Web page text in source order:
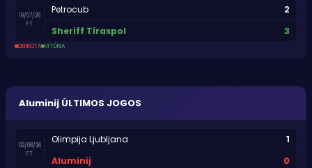
19/07/26
FT
Petrocub 2
Sheriff Tiraspol 3
DERROTA VITÓRIA
Aluminij ÚLTIMOS JOGOS
02/08/26
FT
Olimpija Ljubljana 1
Aluminij 0